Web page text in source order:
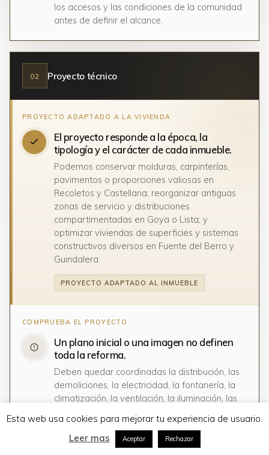
los accesos y las condiciones de la comunidad
antes de definir el alcance.
02 Proyecto técnico
El proyecto responde a la época, la
tipología y el carácter de cada inmueble.
Podemos conservar molduras, carpinterías,
pavimentos o proporciones valiosas en
Recoletos y Castellana; reorganizar antiguas
zonas de servicio y distribuciones
compartimentadas en Goya o Lista; y
optimizar viviendas de superficies y sistemas
constructivos diversos en Fuente del Berro y
Guindalera.
PROYECTO ADAPTADO AL INMUEBLE
Un plano inicial o una imagen no definen
toda la reforma.
Deben quedar coordinadas la distribución, las
demoliciones, la electricidad, la fontanería, la
climatización, la ventilación, la iluminación, las
y los elementos que se conservarán o
restaurarán.
PRESUPUESTO REFORMA EN BARRIO DE
SALAMANCA
Esta web usa cookies para mejorar tu experiencia de usuario.
Leer mas
Aceptar Rechazar